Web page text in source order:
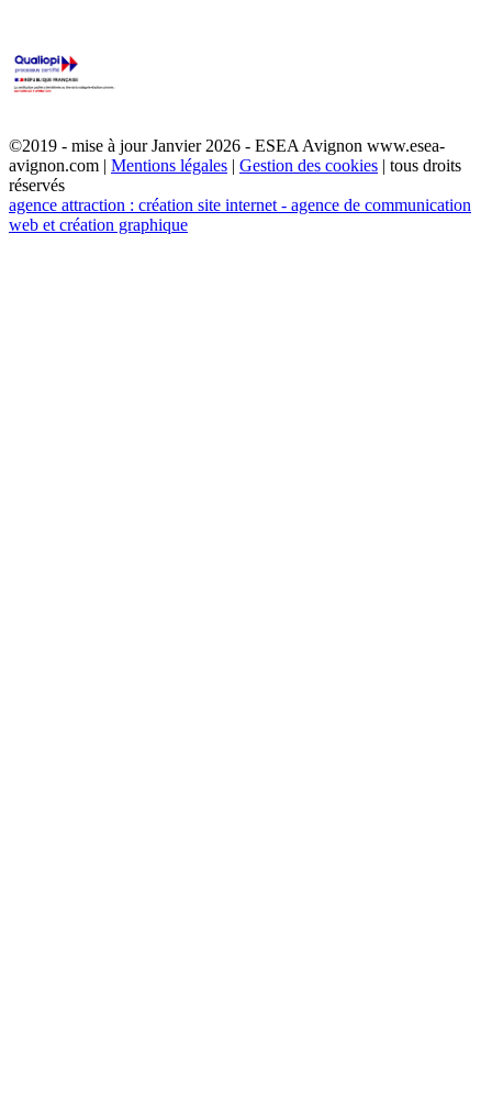
©2019 - mise à jour Janvier 2026 - ESEA Avignon www.esea-
avignon.com | Mentions légales | Gestion des cookies | tous droits
réservés
agence attraction : création site internet - agence de communication
web et création graphique